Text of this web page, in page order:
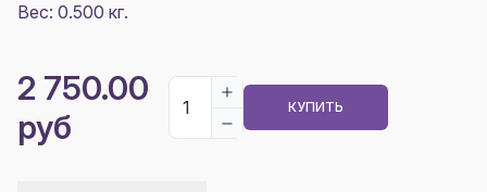
Вес: 0.500 кг.
2 750.00
руб
КУПИТЬ